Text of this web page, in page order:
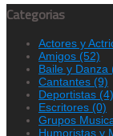
Categorias
Actores y
Amigos (52)
Baile y Danza
Cantantes (9)
Deportistas (4)
Escritores (0)
Grupos
Humoristas y